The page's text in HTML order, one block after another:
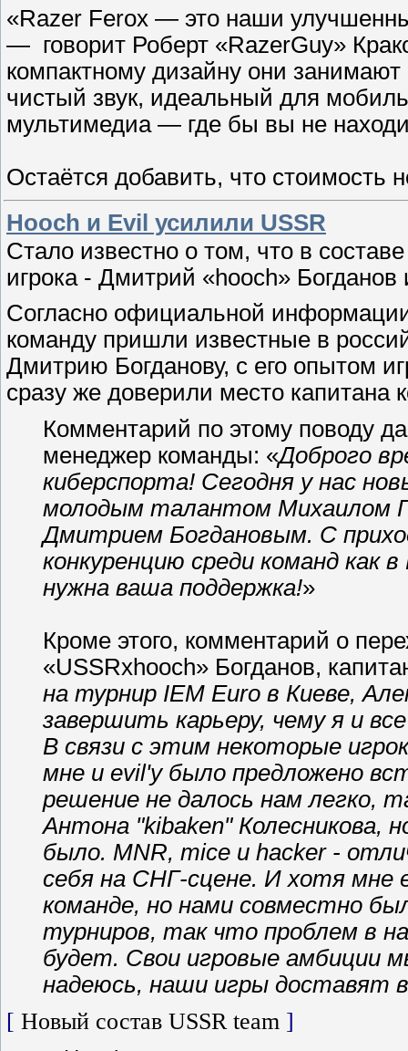
«Razer Ferox — это наши
— говорит Роберт «RazerGuy»
компактному дизайну они
чистый звук, идеальный для
мультимедиа — где бы вы не
Остаётся добавить, что стоимость
Hooch и Evil усилили USSR
Стало известно о том, что в
игрока - Дмитрий «hooch»
Согласно официальной
команду пришли известные в
Дмитрию Богданову, с его опытом
сразу же доверили место капитана
Комментарий по этому поводу
менеджер команды: «Доброго
киберспорта! Сегодня у нас
молодым талантом Михаилом
Дмитрием Богдановым. С
конкуренцию среди команд как
нужна ваша поддержка!»
Кроме этого, комментарий о
«USSRxhooch» Богданов,
на турнир IЕМ Euro в Киеве,
завершить карьеру, чему я и
В связи с этим некоторые
мне и evil'y было предложено
решение не далось нам легко,
Антона "kibaken" Колесникова,
было. MNR, mice и hacker -
себя на СНГ-сцене. И хотя мне
команде, но нами совместно
турниров, так что проблем в
будет. Свои игровые амбиции
надеюсь, наши игры доставят
[ Новый состав USSR team ]